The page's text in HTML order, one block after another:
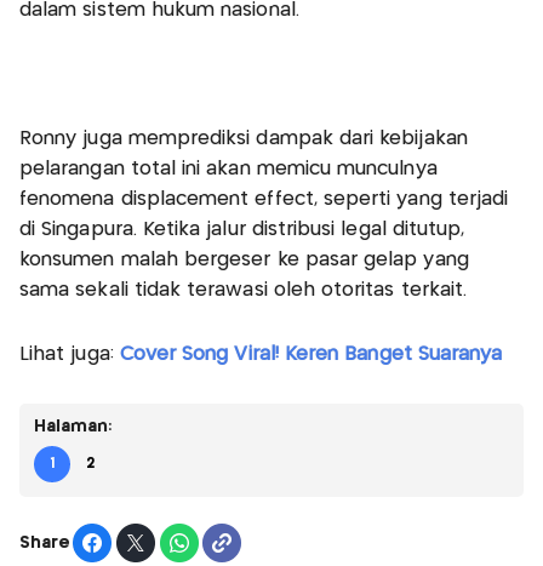
dalam sistem hukum nasional.
Ronny juga memprediksi dampak dari kebijakan
pelarangan total ini akan memicu munculnya
fenomena displacement effect, seperti yang terjadi
di Singapura. Ketika jalur distribusi legal ditutup,
konsumen malah bergeser ke pasar gelap yang
sama sekali tidak terawasi oleh otoritas terkait.
Lihat juga: Cover Song Viral! Keren Banget Suaranya
Halaman:
1 2
Share